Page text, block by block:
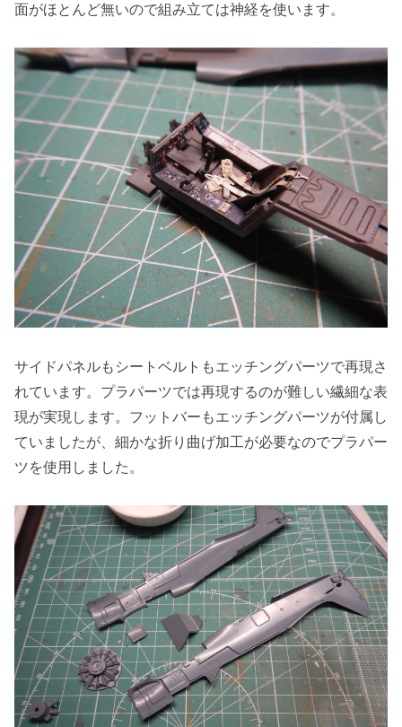
面がほとんど無いので組み立ては神経を使います。
サイドパネルもシートベルトもエッチングパーツで再現さ
れています。プラパーツでは再現するのが難しい繊細な表
現が実現します。フットバーもエッチングパーツが付属し
ていましたが、細かな折り曲げ加工が必要なのでプラパー
ツを使用しました。